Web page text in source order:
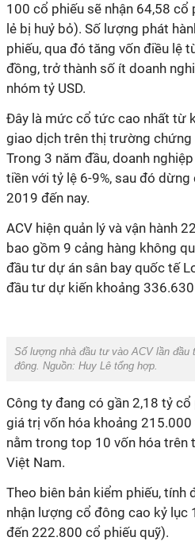
100 cổ phiếu sẽ nhận 64,58
lẻ bị huỷ bỏ). Số lượng phát
phiếu, qua đó tăng vốn điều lệ
đồng, trở thành số ít doanh
nhóm tỷ USD.
Đây là mức cổ tức cao nhất từ
giao dịch trên thị trường chứng
Trong 3 năm đầu, doanh
tiền với tỷ lệ 6-9%, sau đó
2019 đến nay.
ACV hiện quản lý và vận hành
bao gồm 9 cảng hàng không
đầu tư dự án sân bay quốc tế
đầu tư dự kiến khoảng
Số lượng nhà đầu tư vào ACV lần
đông. Nguồn: Huy Lê tổng hợp.
Công ty đang có gần 2,18 tỷ
giá trị vốn hóa khoảng
nằm trong top 10 vốn hóa
Việt Nam.
Theo biên bản kiểm phiếu, tính
nhận lượng cổ đông cao kỷ lục
đến 222.800 cổ phiếu quỹ).